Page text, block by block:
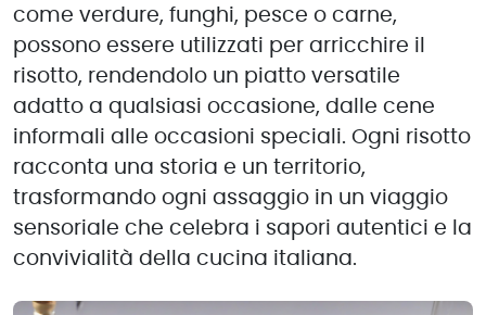
come verdure, funghi, pesce o carne,
possono essere utilizzati per arricchire il
risotto, rendendolo un piatto versatile
adatto a qualsiasi occasione, dalle cene
informali alle occasioni speciali. Ogni risotto
racconta una storia e un territorio,
trasformando ogni assaggio in un viaggio
sensoriale che celebra i sapori autentici e la
convivialità della cucina italiana.